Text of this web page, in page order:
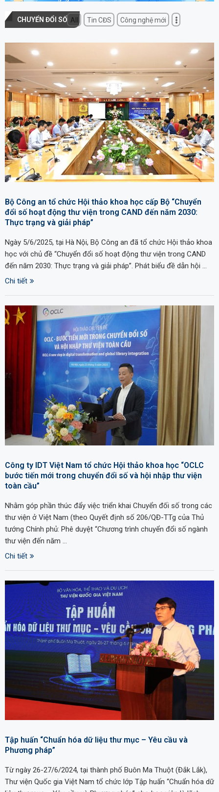
CHUYỂN ĐỔI SỐ All Tin CĐS Công nghệ mới
Bộ Công an tổ chức Hội thảo khoa học cấp Bộ “Chuyển
đổi số hoạt động thư viện trong CAND đến năm 2030:
Thực trạng và giải pháp”
Ngày 5/6/2025, tại Hà Nội, Bộ Công an đã tổ chức Hội thảo khoa
học với chủ đề “Chuyển đổi số hoạt động thư viện trong CAND
đến năm 2030: Thực trạng và giải pháp”. Phát biểu đề dẫn hội …
Chi tiết
Công ty IDT Việt Nam tổ chức Hội thảo khoa học “OCLC
bước tiến mới trong chuyển đổi số và hội nhập thư viện
toàn cầu”
Nhằm góp phần thúc đẩy việc triển khai Chuyển đối số trong các
thư viện ở Việt Nam (theo Quyết định số 206/QĐ-TTg của Thủ
tướng Chính phủ: Phê duyệt “Chương trình chuyển đổi số ngành
thư viện đến năm …
Chi tiết
Tập huấn “Chuẩn hóa dữ liệu thư mục – Yêu cầu và
Phương pháp”
Từ ngày 26-27/6/2024, tại thành phố Buôn Ma Thuột (Đắk Lắk),
Thư viện Quốc gia Việt Nam tổ chức lớp Tập huấn “Chuẩn hóa dữ